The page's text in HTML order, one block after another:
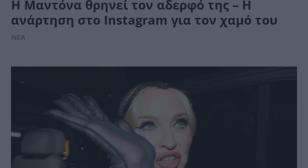
Η Μαντόνα θρηνεί τον αδερφό της – Η
ανάρτηση στο Instagram για τον χαμό του
ΝΕΑ